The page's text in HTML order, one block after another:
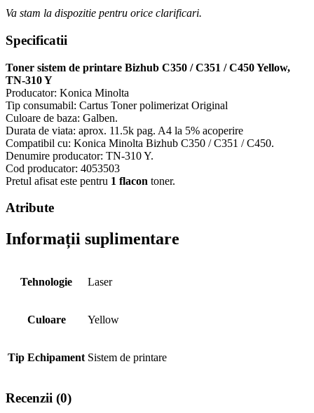
Va stam la dispozitie pentru orice clarificari.
Specificatii
Toner sistem de printare Bizhub C350 / C351 / C450 Yellow,
TN-310 Y
Producator: Konica Minolta
Tip consumabil: Cartus Toner polimerizat Original
Culoare de baza: Galben.
Durata de viata: aprox. 11.5k pag. A4 la 5% acoperire
Compatibil cu: Konica Minolta Bizhub C350 / C351 / C450.
Denumire producator: TN-310 Y.
Cod producator: 4053503
Pretul afisat este pentru 1 flacon toner.
Atribute
Informații suplimentare
Tehnologie Laser
Culoare Yellow
Tip Echipament Sistem de printare
Recenzii (0)